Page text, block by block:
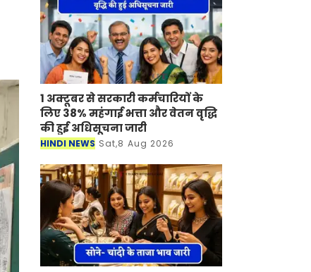
1 अक्टूबर से सरकारी कर्मचारियों के
लिए 38% महंगाई भत्ता और वेतन वृद्धि
की हुई अधिसूचना जारी
HINDI NEWS Sat,8 Aug 2026